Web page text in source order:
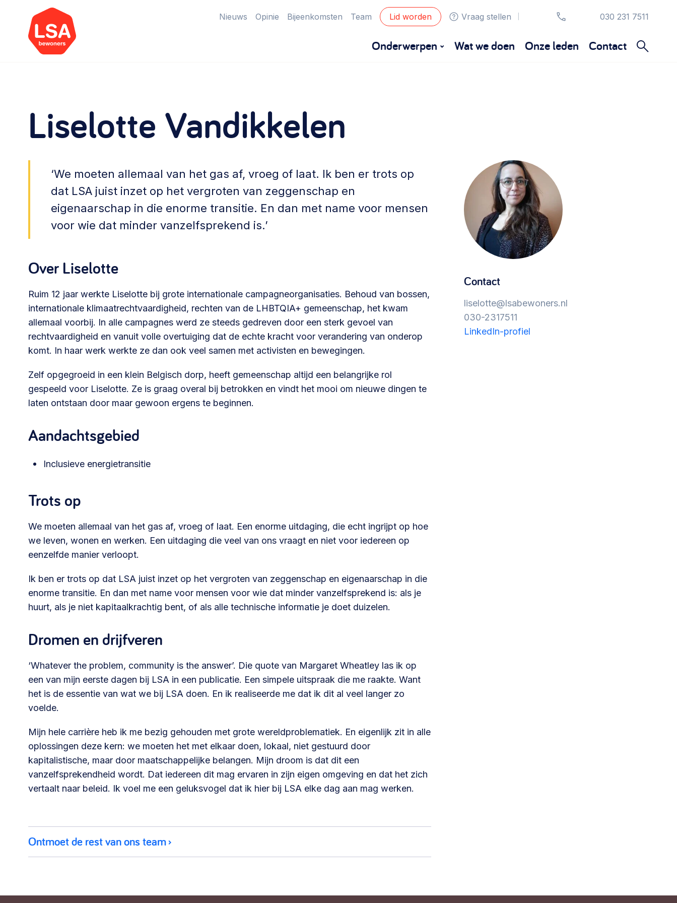
Nieuws Opinie Bijeenkomsten Team Lid worden Vraag stellen 030 231 7511
Onderwerpen
organisatiemodellen >
en omzet >
Werving, contracten en vergoedingen,
Huren of kopen, maatschappelijk vastgoed,
ontmoetingsplekken >
Bewonersbedrijf starten, ondernemingsplan
maken >
Buurtbewoners verbinden
Community building en ABCD,
Zorgzame gemeenschappen
Betrokken buurten, contact stimuleren,
Wijkaanpak
Werken aan de wijk, ABCD, WijkWijzer >
Voorbereiden op crisis, noodsteunpunten,
ontmoetingsplekken >
Energiecollectieven, buurt vergroenen, SDG >
Meebeslissen
democratie >
Samenwerken en lokale politiek
maatschappelijke impact >
Omgevingswet en gebiedsontwikkeling
gebiedsontwikkeling>
Wat we doen Onze leden Contact
Liselotte Vandikkelen
‘We moeten allemaal van het gas af, vroeg of laat. Ik ben er trots op
dat LSA juist inzet op het vergroten van zeggenschap en
eigenaarschap in die enorme transitie. En dan met name voor mensen
voor wie dat minder vanzelfsprekend is.’
Over Liselotte
Ruim 12 jaar werkte Liselotte bij grote internationale campagneorganisaties. Behoud van bossen,
internationale klimaatrechtvaardigheid, rechten van de LHBTQIA+ gemeenschap, het kwam
allemaal voorbij. In alle campagnes werd ze steeds gedreven door een sterk gevoel van
rechtvaardigheid en vanuit volle overtuiging dat de echte kracht voor verandering van onderop
komt. In haar werk werkte ze dan ook veel samen met activisten en bewegingen.
Zelf opgegroeid in een klein Belgisch dorp, heeft gemeenschap altijd een belangrijke rol
gespeeld voor Liselotte. Ze is graag overal bij betrokken en vindt het mooi om nieuwe dingen te
laten ontstaan door maar gewoon ergens te beginnen.
Aandachtsgebied
Inclusieve energietransitie
Trots op
We moeten allemaal van het gas af, vroeg of laat. Een enorme uitdaging, die echt ingrijpt op hoe
we leven, wonen en werken. Een uitdaging die veel van ons vraagt en niet voor iedereen op
eenzelfde manier verloopt.
Ik ben er trots op dat LSA juist inzet op het vergroten van zeggenschap en eigenaarschap in die
enorme transitie. En dan met name voor mensen voor wie dat minder vanzelfsprekend is: als je
huurt, als je niet kapitaalkrachtig bent, of als alle technische informatie je doet duizelen.
Dromen en drijfveren
‘Whatever the problem, community is the answer’. Die quote van Margaret Wheatley las ik op
een van mijn eerste dagen bij LSA in een publicatie. Een simpele uitspraak die me raakte. Want
het is de essentie van wat we bij LSA doen. En ik realiseerde me dat ik dit al veel langer zo
voelde.
Mijn hele carrière heb ik me bezig gehouden met grote wereldproblematiek. En eigenlijk zit in alle
oplossingen deze kern: we moeten het met elkaar doen, lokaal, niet gestuurd door
kapitalistische, maar door maatschappelijke belangen. Mijn droom is dat dit een
vanzelfsprekendheid wordt. Dat iedereen dit mag ervaren in zijn eigen omgeving en dat het zich
vertaalt naar beleid. Ik voel me een geluksvogel dat ik hier bij LSA elke dag aan mag werken.
Ontmoet de rest van ons team
Contact
liselotte@lsabewoners.nl
030-2317511
LinkedIn-profiel